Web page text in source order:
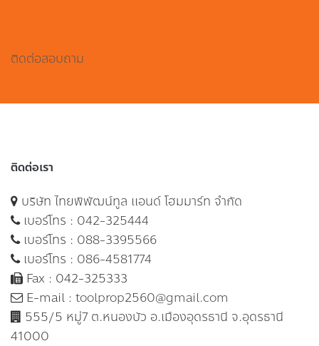
ติดต่อสอบถาม
ติดต่อเรา
บริษัท ไทยพิพัฒน์ทูล แอนด์ โฮมมาร์ท จำกัด
เบอร์โทร : 042-325444
เบอร์โทร : 088-3395566
เบอร์โทร : 086-4581774
Fax : 042-325333
E-mail : toolprop2560@gmail.com
555/5 หมู่7 ต.หนองบัว อ.เมืองอุดรธานี จ.อุดรธานี
41000